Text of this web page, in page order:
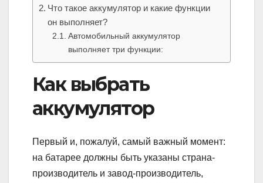
Что такое аккумулятор и какие функции
он выполняет?
Автомобильный аккумулятор
выполняет три функции:
Как выбрать
аккумулятор
Первый и, пожалуй, самый важный момент:
на батарее должны быть указаны страна-
производитель и завод-производитель,